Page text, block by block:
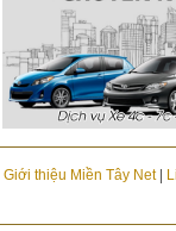
Giới thiệu Miền Tây Net|